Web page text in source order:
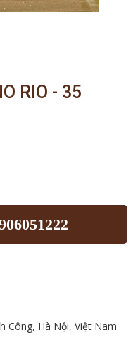
RIO - 35
Công, Hà Nội, Việt Nam